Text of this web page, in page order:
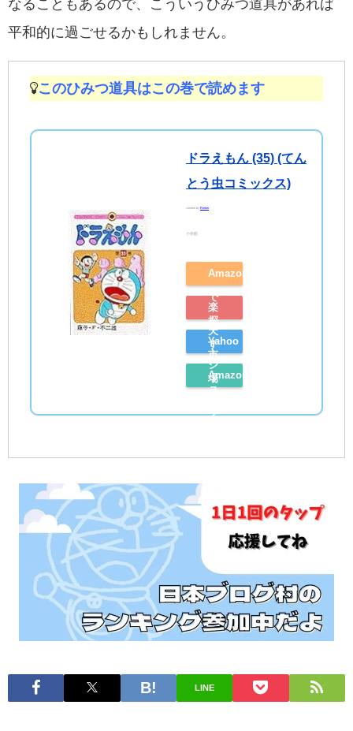
なることもあるので、こういうひみつ道具があれば
平和的に過ごせるかもしれません。
このひみつ道具はこの巻で読めます
ドラえもん (35) (てん
とう虫コミックス)
created byRinker
小学館
Amazon
で
探
す
楽
天
市
場
Yahoo
シ
ョ
ッ
ン
で
Amazon
読
LINE